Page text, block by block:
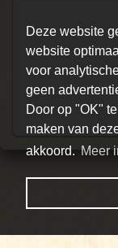
Deze website
website
voor
geen
Door op "OK"
maken van
akkoord. Meer